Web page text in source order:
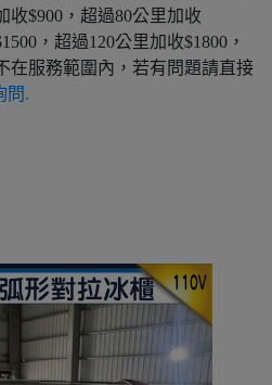
收$900，超過80公里加收
，超過120公里加收$1800，
在服務範圍內，若有問題請直接
問.